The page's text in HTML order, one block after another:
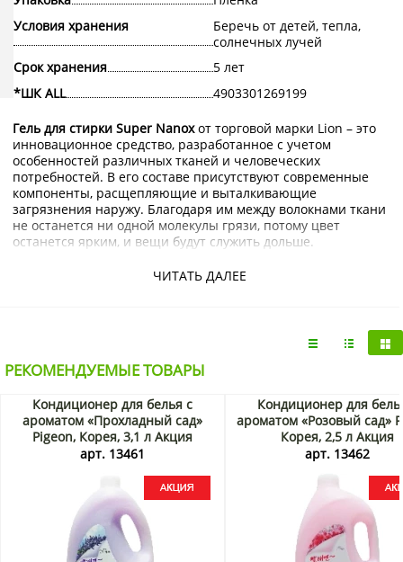
ЧИТАТЬ ДАЛЕЕ
Условия хранения
Беречь от детей, тепла,
солнечных лучей
Срок хранения
5 лет
*ШК ALL
4903301269199
Гель для стирки Super Nanoxот торговой марки Lion – это
инновационное средство, разработанное с учетом
особенностей различных тканей и человеческих
потребностей. В его составе присутствуют современные
компоненты, расщепляющие и выталкивающие
загрязнения наружу. Благодаря им между волокнами ткани
не останется ни одной молекулы грязи, потому цвет
останется ярким, и вещи будут служить дольше.
дом по Москве и Подмосковью можно в интернет-магазине
РЕКОМЕНДУЕМЫЕ ТОВАРЫ
Кондиционер для белья с
ароматом «Прохладный сад»
Pigeon, Корея, 3,1 л Акция
арт. 13461
Кондиционер для
ароматом «Розовый сад»
Корея, 2,5 л Акция
арт. 13462